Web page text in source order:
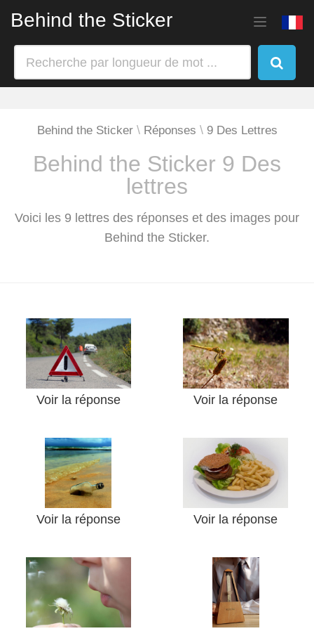
Behind the Sticker
Behind the Sticker Réponses 9 Des Lettres
Behind the Sticker 9 Des
lettres
Voici les 9 lettres des réponses et des images pour
Behind the Sticker.
Voir la réponse Voir la réponse
Voir la réponse Voir la réponse